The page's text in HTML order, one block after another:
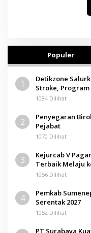
Populer
1
Detikzone
Stroke, Program
1084 Dilihat
2
Penyegaran
Pejabat
1070 Dilihat
3
Kejurcab V
Terbaik Melaju
1056 Dilihat
4
Pemkab
Serentak 2027
1052 Dilihat
PT Surabaya